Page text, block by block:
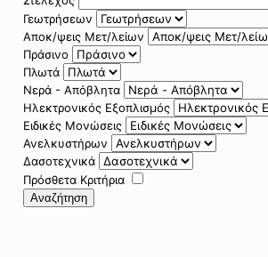
Γεωτρήσεων
Αποκ/ψεις Μετ/λείων
Πράσινο
Πλωτά
Νερά - Απόβλητα
Ηλεκτρονικός Εξοπλισμός
Ειδικές Μονώσεις
Ανελκυστήρων
Δασοτεχνικά
Πρόσθετα Κριτήρια
Αναζήτηση